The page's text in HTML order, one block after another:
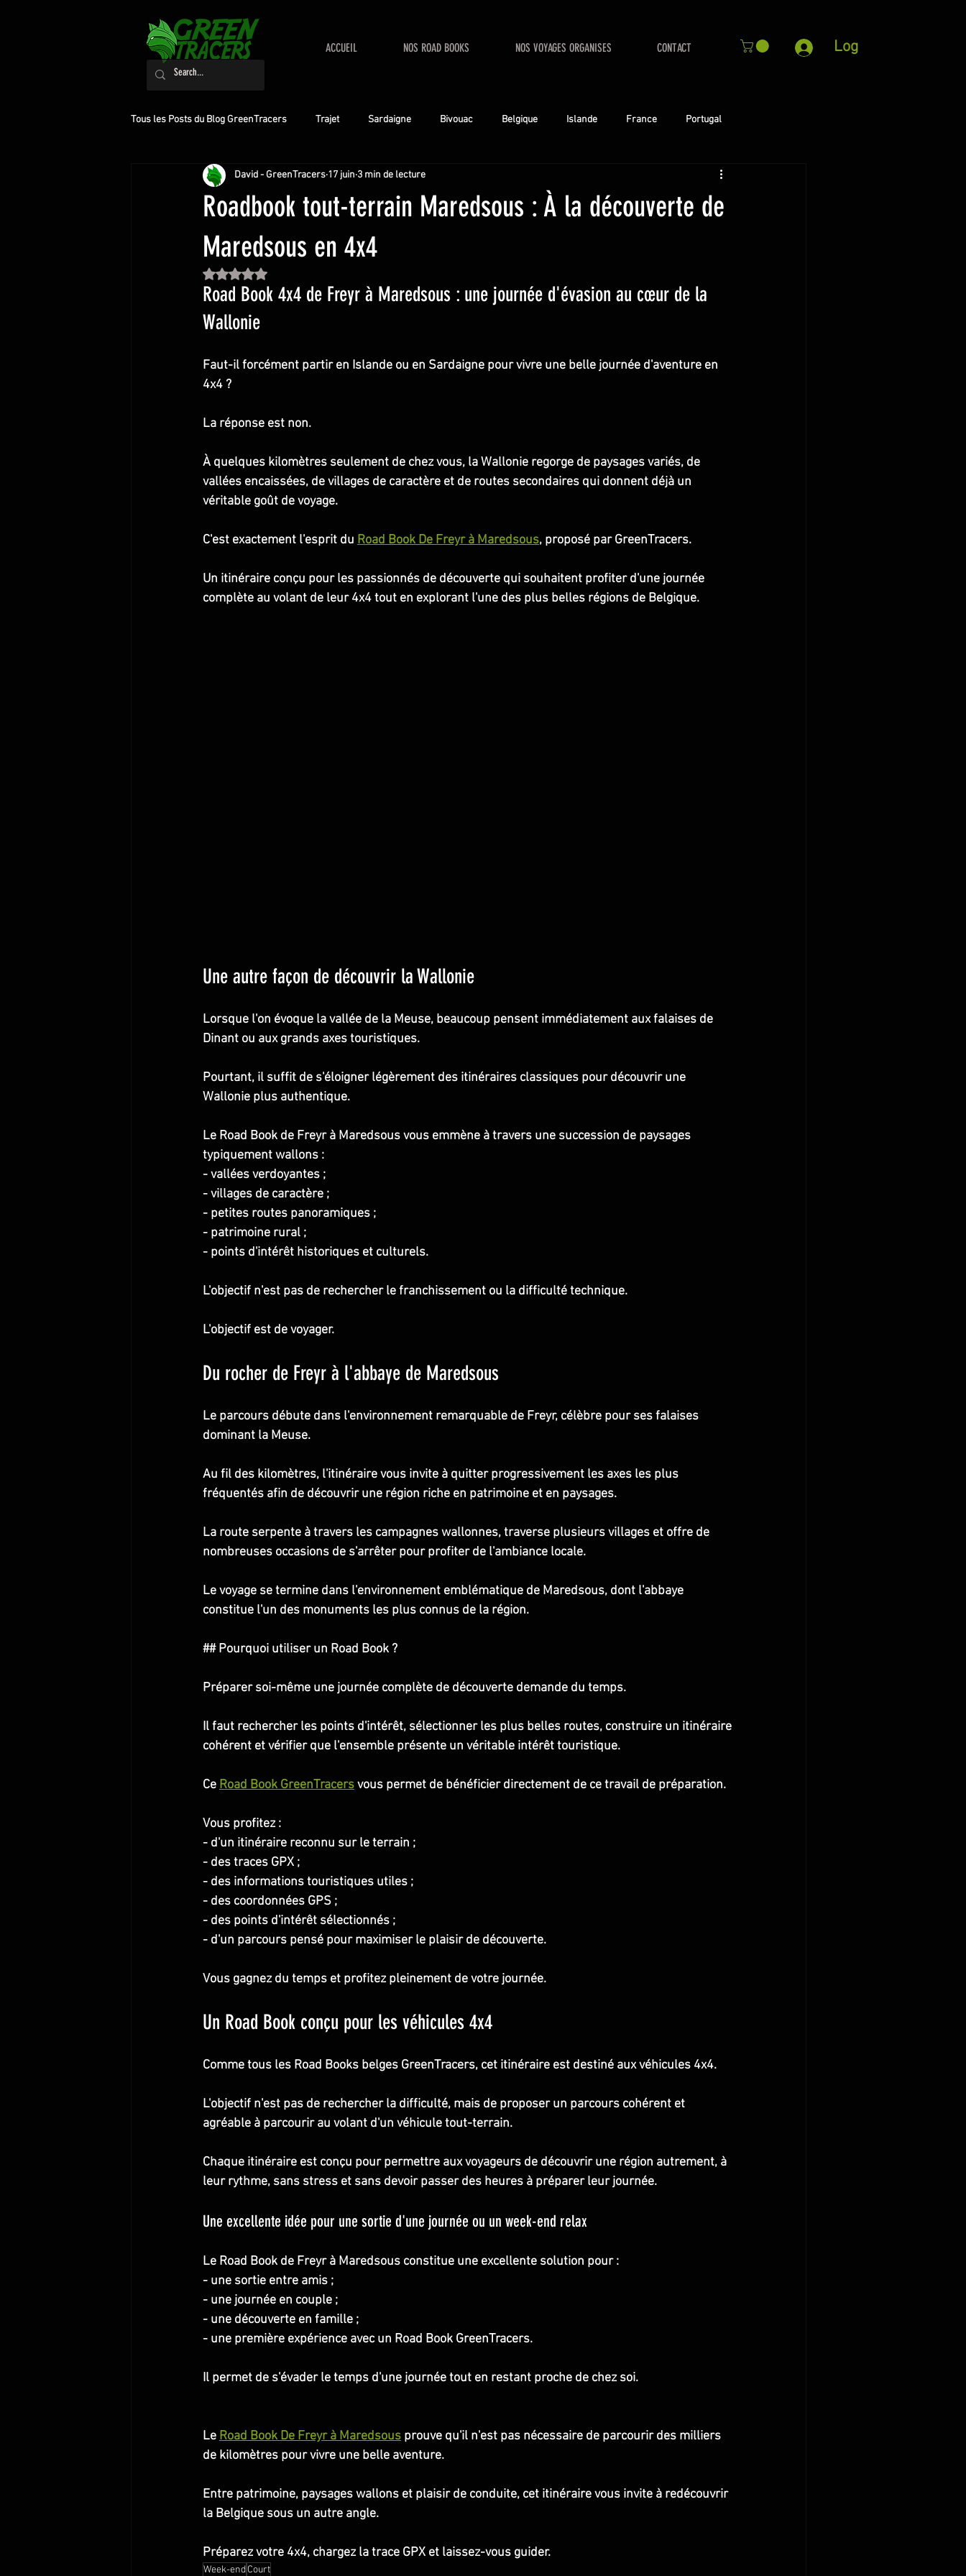
ACCUEIL NOS ROAD BOOKS NOS VOYAGES ORGANISES CONTACT Log
Tous les Posts du Blog GreenTracers Trajet Sardaigne Bivouac Belgique Islande France Portugal
Préparation
Roadbook tout-terrain Maredsous : À la découverte de
Maredsous en 4x4
David - GreenTracers 17 juin 3 min de lecture
Noté NaN étoiles sur 5.
Road Book 4x4 de Freyr à Maredsous : une journée d'évasion au cœur de la
Wallonie
Faut-il forcément partir en Islande ou en Sardaigne pour vivre une belle journée d'aventure en
4x4 ?
La réponse est non.
À quelques kilomètres seulement de chez vous, la Wallonie regorge de paysages variés, de
vallées encaissées, de villages de caractère et de routes secondaires qui donnent déjà un
véritable goût de voyage.
C'est exactement l'esprit du Road Book De Freyr à Maredsous, proposé par GreenTracers.
Un itinéraire conçu pour les passionnés de découverte qui souhaitent profiter d'une journée
complète au volant de leur 4x4 tout en explorant l'une des plus belles régions de Belgique.
Une autre façon de découvrir la Wallonie
Lorsque l'on évoque la vallée de la Meuse, beaucoup pensent immédiatement aux falaises de
Dinant ou aux grands axes touristiques.
Pourtant, il suffit de s'éloigner légèrement des itinéraires classiques pour découvrir une
Wallonie plus authentique.
Le Road Book de Freyr à Maredsous vous emmène à travers une succession de paysages
typiquement wallons :
- vallées verdoyantes ;
- villages de caractère ;
- petites routes panoramiques ;
- patrimoine rural ;
- points d'intérêt historiques et culturels.
L'objectif n'est pas de rechercher le franchissement ou la difficulté technique.
L'objectif est de voyager.
Du rocher de Freyr à l'abbaye de Maredsous
Le parcours débute dans l'environnement remarquable de Freyr, célèbre pour ses falaises
dominant la Meuse.
Au fil des kilomètres, l'itinéraire vous invite à quitter progressivement les axes les plus
fréquentés afin de découvrir une région riche en patrimoine et en paysages.
La route serpente à travers les campagnes wallonnes, traverse plusieurs villages et offre de
nombreuses occasions de s'arrêter pour profiter de l'ambiance locale.
Le voyage se termine dans l'environnement emblématique de Maredsous, dont l'abbaye
constitue l'un des monuments les plus connus de la région.
## Pourquoi utiliser un Road Book ?
Préparer soi-même une journée complète de découverte demande du temps.
Il faut rechercher les points d'intérêt, sélectionner les plus belles routes, construire un itinéraire
cohérent et vérifier que l'ensemble présente un véritable intérêt touristique.
Ce Road Book GreenTracers vous permet de bénéficier directement de ce travail de préparation.
Vous profitez :
- d'un itinéraire reconnu sur le terrain ;
- des traces GPX ;
- des informations touristiques utiles ;
- des coordonnées GPS ;
- des points d'intérêt sélectionnés ;
- d'un parcours pensé pour maximiser le plaisir de découverte.
Vous gagnez du temps et profitez pleinement de votre journée.
Un Road Book conçu pour les véhicules 4x4
Comme tous les Road Books belges GreenTracers, cet itinéraire est destiné aux véhicules 4x4.
L'objectif n'est pas de rechercher la difficulté, mais de proposer un parcours cohérent et
agréable à parcourir au volant d'un véhicule tout-terrain.
Chaque itinéraire est conçu pour permettre aux voyageurs de découvrir une région autrement, à
leur rythme, sans stress et sans devoir passer des heures à préparer leur journée.
Une excellente idée pour une sortie d'une journée ou un week-end relax
Le Road Book de Freyr à Maredsous constitue une excellente solution pour :
- une sortie entre amis ;
- une journée en couple ;
- une découverte en famille ;
- une première expérience avec un Road Book GreenTracers.
Il permet de s'évader le temps d'une journée tout en restant proche de chez soi.
Le Road Book De Freyr à Maredsous prouve qu'il n'est pas nécessaire de parcourir des milliers
de kilomètres pour vivre une belle aventure.
Entre patrimoine, paysages wallons et plaisir de conduite, cet itinéraire vous invite à redécouvrir
la Belgique sous un autre angle.
Préparez votre 4x4, chargez la trace GPX et laissez-vous guider.
Week-endCourt